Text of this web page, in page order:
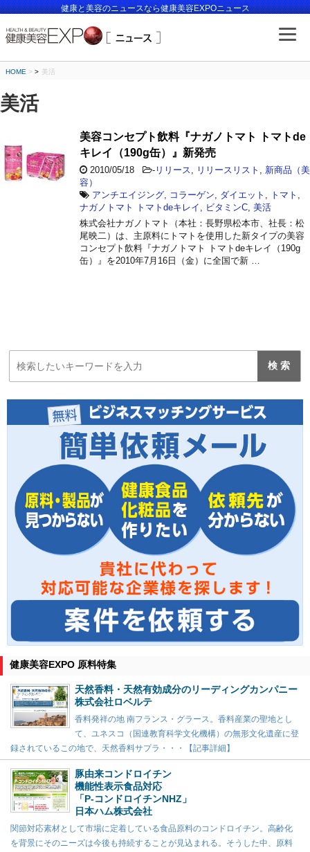
健康と美容のニュースなら健康美容EXPOニュース
HOME > 美活
美活
美容コンセプト飲料『ナガノトマト トマトde
キレイ（190g缶）』新発売
2010/05/18 - リリース リリースリスト
新商品（美
容）
アンチエイジング
コラーゲン ダイエット トマト
ナガノトマト トマトdeキレイ
ビタミンC 美活
株式会社ナガノトマト（本社：長野県松本市、社長：松
尾映二）は、主原料にトマトを使用した新タイプの美容
コンセプト飲料『ナガノトマト トマトdeキレイ（190g
缶）』を2010年7月16日（金）に全国で新 …
健康美容EXPO 原料特集
天然香料・天然有効成分のリーディングカンパニー
株式会社ロベルテ
香料発祥の地 南フランス・グラース。香料産業の聖地とし
て、ユネスコ（国連教育科学文化機構）の無形文化遺産に登
録されているこの地で、天然香料サプラ・・・【記事詳細】
豚由来コンドロイチン
機能性表示食品対応
「P-コンドロイチンNHZ」
日本ハム株式会社
関節対応素材として市場に定着している食品原料のコンドロイチン。高齢化
を背景にそのニーズは今後も持続することが見込まれる。そうした中、原料